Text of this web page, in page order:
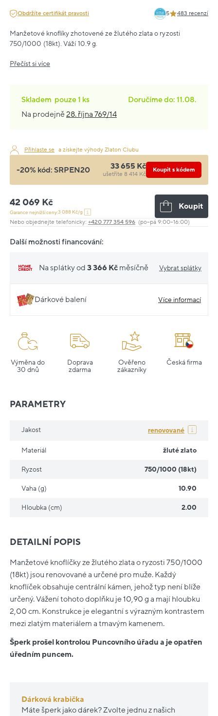
Obdržíte certifikát pravosti 5 483 recenzí
Manžetové knoflíky zhotovené ze žlutého zlata o ryzosti
750/1000 (18kt). Váží 10.9 g.
Přečíst si více
Skladem pouze1 ks
Doručíme do: 11.08.
Na prodejně28. října 769/14
Přihlaste se a získejte výhody Zlaton Clubu
-20% kód: SRPEN20 33 655 Kč
ušetříte 8 414 Kč
Koupit s kódem
42 069 Kč
Garance nejnižší ceny:3 088 Kč/g
Koupit
Nebo objednejte telefonicky: +420 777 354 596 (po–pá 9:00–16:00)
Další možnosti financování:
Na splátky od 3 366 Kč měsíčně Vybrat splátky
Dárkové balení Více informací
Výměna do
30 dnů
Doprava
zdarma
Ověřeno
zákazníky
Česká firma
DETAILNÍ POPIS
Manžetové knoflíčky ze žlutého zlata o ryzosti 750/1000
(18kt) jsou renovované a určené pro muže. Každý
knoflíček obsahuje centrální kámen, jehož typ není blíže
určený. Vážení tohoto doplňku je 10,90 g a mají hloubku
2,00 cm. Konstrukce je elegantní s výrazným kontrastem
mezi zlatým materiálem a tmavým kamenem.
Šperk prošel kontrolou Puncovního úřadu a je opatřen
úředním puncem.
Dárková krabička
Máte šperk jako dárek? Zvolte jednu z našich
PARAMETRY
Jakost renovované
Materiál žluté zlato
Ryzost 750/1000 (18kt)
Vaha (g) 10.90
Hloubka (cm) 2.00